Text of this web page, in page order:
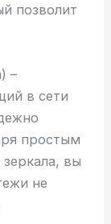
позволит
–
в сети
простым
вы
не